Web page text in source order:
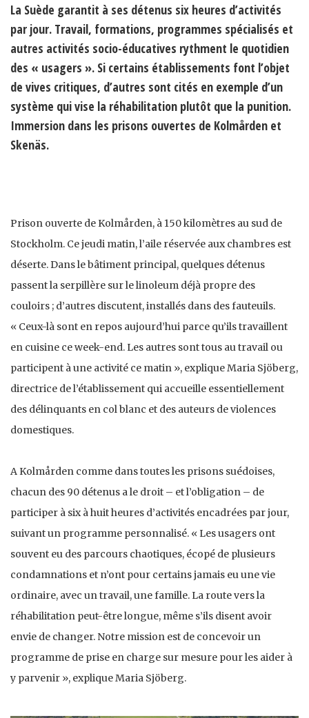
La Suède garantit à ses détenus six heures d’activités
par jour. Travail, formations, programmes spécialisés et
autres activités socio-éducatives rythment le quotidien
des « usagers ». Si certains établissements font l’objet
de vives critiques, d’autres sont cités en exemple d’un
système qui vise la réhabilitation plutôt que la punition.
Immersion dans les prisons ouvertes de Kolmården et
Skenäs.
Prison ouverte de Kolmården, à 150 kilomètres au sud de
Stockholm. Ce jeudi matin, l’aile réservée aux chambres est
déserte. Dans le bâtiment principal, quelques détenus
passent la serpillère sur le linoleum déjà propre des
couloirs ; d’autres discutent, installés dans des fauteuils.
« Ceux-là sont en repos aujourd’hui parce qu’ils travaillent
en cuisine ce week-end. Les autres sont tous au travail ou
participent à une activité ce matin », explique Maria Sjöberg,
directrice de l’établissement qui accueille essentiellement
des délinquants en col blanc et des auteurs de violences
domestiques.
A Kolmården comme dans toutes les prisons suédoises,
chacun des 90 détenus a le droit – et l’obligation – de
participer à six à huit heures d’activités encadrées par jour,
suivant un programme personnalisé. « Les usagers ont
souvent eu des parcours chaotiques, écopé de plusieurs
condamnations et n’ont pour certains jamais eu une vie
ordinaire, avec un travail, une famille. La route vers la
réhabilitation peut-être longue, même s’ils disent avoir
envie de changer. Notre mission est de concevoir un
programme de prise en charge sur mesure pour les aider à
y parvenir », explique Maria Sjöberg.